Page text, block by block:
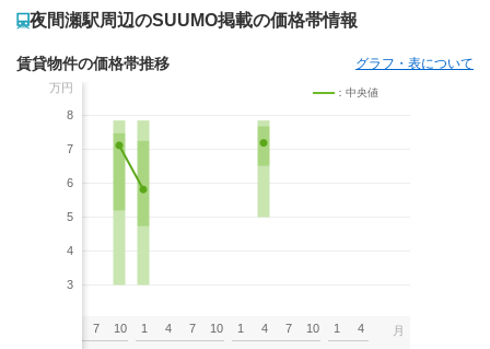
夜間瀬駅周辺のSUUMO掲載の価格帯情報
賃貸物件の価格帯推移 グラフ・表について
万円
8
7
6
5
4
3
：中央値
7 10 1 4 7 10 1 4 7 10 1 4 月